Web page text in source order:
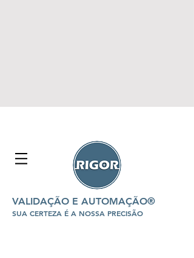
VALIDAÇÃO E AUTOMAÇÃO®
SUA CERTEZA É A NOSSA PRECISÃO